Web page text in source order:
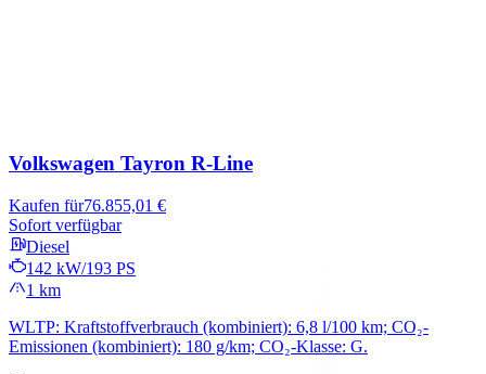
Volkswagen Tayron R-Line
Kaufen für76.855,01 €
Sofort verfügbar
Diesel
142 kW/193 PS
1 km
WLTP: Kraftstoffverbrauch (kombiniert): 6,8 l/100 km; CO₂-
Emissionen (kombiniert): 180 g/km; CO₂-Klasse: G.